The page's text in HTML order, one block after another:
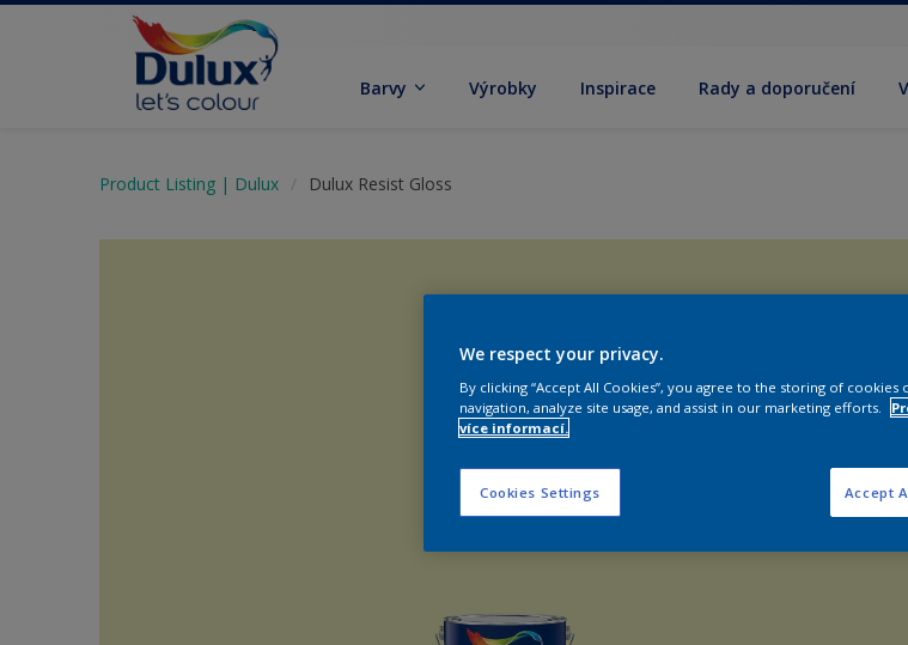
Barvy Výrobky Inspirace Rady a doporučení
Product Listing | Dulux Dulux Resist Gloss
We respect your privacy.
By clicking “Accept All Cookies”, you agree to the storing of
navigation, analyze site usage, and assist in our marketing efforts.
více informací.
Cookies Settings Accept